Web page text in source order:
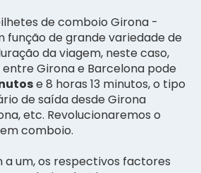
de comboio Girona -
função de grande variedade de
da viagem, neste caso,
Girona e Barcelona pode
e 8 horas 13 minutos, o tipo
de saída desde Girona
etc. Revolucionaremos o
comboio.
a um, os respectivos factores